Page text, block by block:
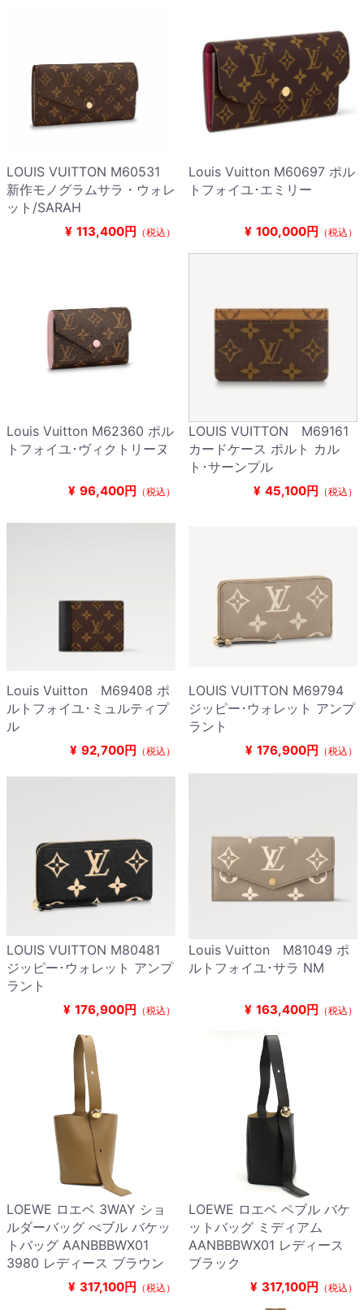
LOUIS VUITTON M60531
新作モノグラムサラ・ウォレ
ット/SARAH
¥ 113,400円 （税込）
Louis Vuitton M60697 ポル
トフォイユ･エミリー
¥ 100,000円 （税込）
Louis Vuitton M62360 ポル
トフォイユ･ヴィクトリーヌ
¥ 96,400円 （税込）
LOUIS VUITTON M69161
カードケース ポルト カル
ト･サーンプル
¥ 45,100円 （税込）
Louis Vuitton M69408 ポ
ルトフォイユ･ミュルティプ
ル
¥ 92,700円 （税込）
LOUIS VUITTON M69794
ジッピー･ウォレット アンプ
ラント
¥ 176,900円 （税込）
LOUIS VUITTON M80481
ジッピー･ウォレット アンプ
ラント
¥ 176,900円 （税込）
Louis Vuitton M81049 ポ
ルトフォイユ･サラ NM
¥ 163,400円 （税込）
LOEWE ロエベ 3WAY ショ
ルダーバッグ ぺブル バケッ
トバッグ AANBBBWX01
3980 レディース ブラウン
¥ 317,100円 （税込）
LOEWE ロエベ ペブル バケ
ットバッグ ミディアム
AANBBBWX01 レディース
ブラック
¥ 317,100円 （税込）